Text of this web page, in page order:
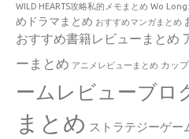
WILD HEARTS攻略私的メモまとめ Wo
めドラマまとめ おすすめマンガまとめ
おすすめ書籍レビューまとめ
ーまとめ アニメレビューまとめ カッ
ームレビューブロ
まとめ ストラテジーゲー